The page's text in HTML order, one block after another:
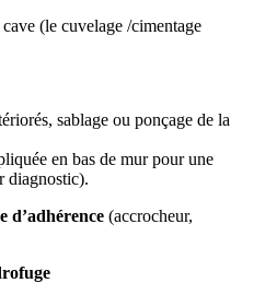
(le cuvelage /cimentage
sablage ou ponçage de la
en bas de mur pour une
diagnostic).
d’adhérence (accrocheur,